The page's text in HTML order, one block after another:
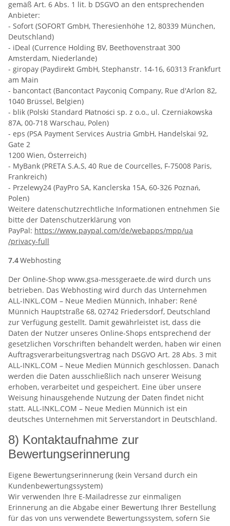
gemäß Art. 6 Abs. 1 lit. b DSGVO an den entsprechenden
Anbieter:
- Sofort (SOFORT GmbH, Theresienhöhe 12, 80339 München,
Deutschland)
- iDeal (Currence Holding BV, Beethovenstraat 300
Amsterdam, Niederlande)
- giropay (Paydirekt GmbH, Stephanstr. 14-16, 60313 Frankfurt
am Main
- bancontact (Bancontact Payconiq Company, Rue d'Arlon 82,
1040 Brüssel, Belgien)
- blik (Polski Standard Płatności sp. z o.o., ul. Czerniakowska
87A, 00-718 Warschau, Polen)
- eps (PSA Payment Services Austria GmbH, Handelskai 92,
Gate 2
1200 Wien, Österreich)
- MyBank (PRETA S.A.S, 40 Rue de Courcelles, F-75008 Paris,
Frankreich)
- Przelewy24 (PayPro SA, Kanclerska 15A, 60-326 Poznań,
Polen)
Weitere datenschutzrechtliche Informationen entnehmen Sie
bitte der Datenschutzerklärung von
PayPal: https://www.paypal.com/de/webapps/mpp/ua
/privacy-full
7.4Webhosting
Der Online-Shop www.gsa-messgeraete.de wird durch uns
betrieben. Das Webhosting wird durch das Unternehmen
ALL-INKL.COM – Neue Medien Münnich, Inhaber: René
Münnich Hauptstraße 68, 02742 Friedersdorf, Deutschland
zur Verfügung gestellt. Damit gewährleistet ist, dass die
Daten der Nutzer unseres Online-Shops entsprechend der
gesetzlichen Vorschriften behandelt werden, haben wir einen
Auftragsverarbeitungsvertrag nach DSGVO Art. 28 Abs. 3 mit
ALL-INKL.COM – Neue Medien Münnich geschlossen. Danach
werden die Daten ausschließlich nach unserer Weisung
erhoben, verarbeitet und gespeichert. Eine über unsere
Weisung hinausgehende Nutzung der Daten findet nicht
statt. ALL-INKL.COM – Neue Medien Münnich ist ein
deutsches Unternehmen mit Serverstandort in Deutschland.
8) Kontaktaufnahme zur
Bewertungserinnerung
Eigene Bewertungserinnerung (kein Versand durch ein
Kundenbewertungssystem)
Wir verwenden Ihre E-Mailadresse zur einmaligen
Erinnerung an die Abgabe einer Bewertung Ihrer Bestellung
für das von uns verwendete Bewertungssystem, sofern Sie